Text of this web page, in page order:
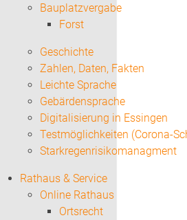
Bauplatzvergabe
Forst
Geschichte
Zahlen, Daten, Fakten
Leichte Sprache
Gebärdensprache
Digitalisierung in Essingen
Testmöglichkeiten (Corona-
Starkregenrisikomanagment
Rathaus & Service
Online Rathaus
Ortsrecht